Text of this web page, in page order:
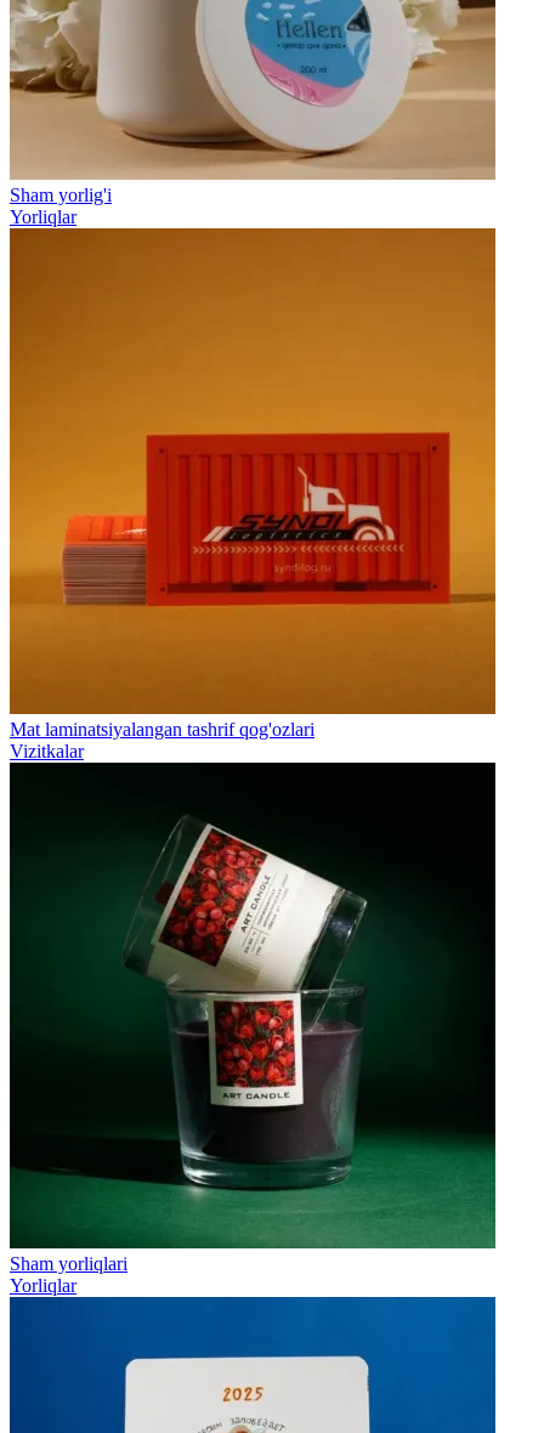
Sham yorlig'i
Yorliqlar
Mat laminatsiyalangan tashrif qog'ozlari
Vizitkalar
Sham yorliqlari
Yorliqlar